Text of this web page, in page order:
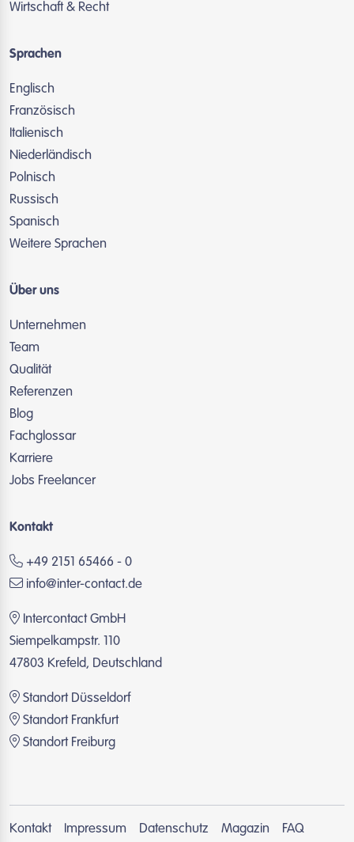
Wirtschaft & Recht
Sprachen
Englisch
Französisch
Italienisch
Niederländisch
Polnisch
Russisch
Spanisch
Weitere Sprachen
Über uns
Unternehmen
Team
Qualität
Referenzen
Blog
Fachglossar
Karriere
Jobs Freelancer
Kontakt
+49 2151 65466 - 0
info@inter-contact.de
Intercontact GmbH
Siempelkampstr. 110
47803 Krefeld, Deutschland
Standort Düsseldorf
Standort Frankfurt
Standort Freiburg
Kontakt Impressum Datenschutz Magazin FAQ